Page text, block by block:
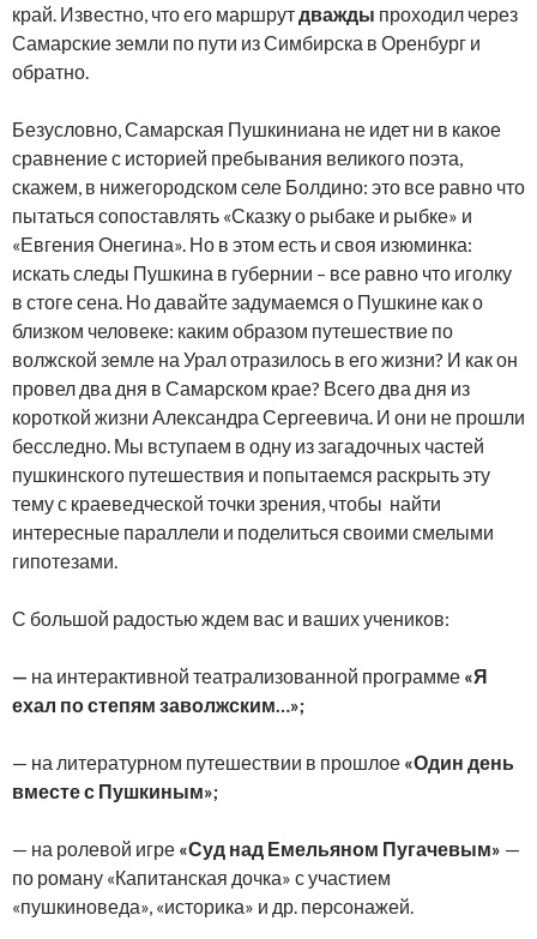
край. Известно, что его маршрутдважды проходил через
Самарские земли по пути из Симбирска в Оренбург и
обратно.
Безусловно, Самарская Пушкиниана не идет ни в какое
сравнение с историей пребывания великого поэта,
скажем, в нижегородском селе Болдино: это все равно что
пытаться сопоставлять «Сказку о рыбаке и рыбке» и
«Евгения Онегина». Но в этом есть и своя изюминка:
искать следы Пушкина в губернии – все равно что иголку
в стоге сена. Но давайте задумаемся о Пушкине как о
близком человеке: каким образом путешествие по
волжской земле на Урал отразилось в его жизни? И как он
провел два дня в Самарском крае? Всего два дня из
короткой жизни Александра Сергеевича. И они не прошли
бесследно. Мы вступаем в одну из загадочных частей
пушкинского путешествия и попытаемся раскрыть эту
тему с краеведческой точки зрения, чтобы найти
интересные параллели и поделиться своими смелыми
гипотезами.
С большой радостью ждем вас и ваших учеников:
— на интерактивной театрализованной программе «Я
ехал по степям заволжским…»;
— на литературном путешествии в прошлое «Один день
вместе с Пушкиным»;
— на ролевой игре «Суд над Емельяном Пугачевым» —
по роману «Капитанская дочка» с участием
«пушкиноведа», «историка» и др. персонажей.